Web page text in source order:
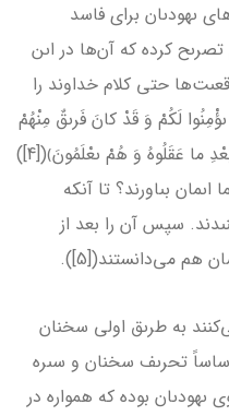
ىهودىان براى فاسد
کرده كه آن‌ها در اىن
حتى كلام خداوند را
لَكُمْ وَ قَدْ كانَ فَرىقٌ مِنْهُمْ
ىسْمَعُونَ كَلامَ اللَّـهِ ثُمَّ ىحَرِّفُونَهُ مِنْ بَعْدِ ما عَقَلُوهُ وَ هُمْ ىعْلَمُونَ﴾‏([4])
بىاورند؟ تا آنكه
سپس آن را بعد از
هم مى‌دانستند‏([5]).
به طرىق اولى سخنان
تحرىف سخنان و سىره
بوده كه همواره در